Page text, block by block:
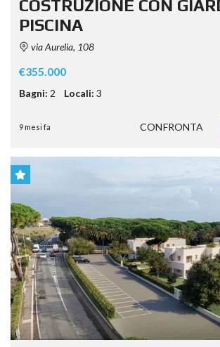
COSTRUZIONE CON
PISCINA
via Aurelia, 108
€355.000
Bagni: 2 Locali: 3
9 mesi fa CONFRONTA